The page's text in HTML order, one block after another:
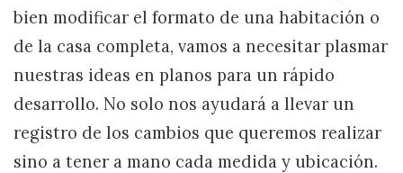
bien modificar el formato de una habitación o
de la casa completa, vamos a necesitar plasmar
nuestras ideas en planos para un rápido
desarrollo. No solo nos ayudará a llevar un
registro de los cambios que queremos realizar
sino a tener a mano cada medida y ubicación.